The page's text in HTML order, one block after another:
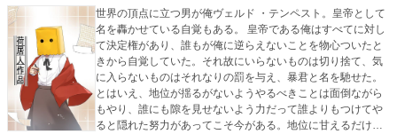
世界の頂点に立つ男が俺ヴェルド ・テンペスト。皇帝として
名を轟かせている自覚もある。 皇帝である俺はすべてに対し
て決定権があり、誰もが俺に逆らえないことを物心ついたと
きから自覚していた。それ故にいらないものは切り捨て、気
に入らないものはそれなりの罰を与え、暴君と名を馳せた。
とはいえ、地位が揺るがないようやるべきことは面倒ながら
もやり、誰にも隙を見せないよう力だって誰よりもつけてや
ると隠れた努力があってこそ今がある。地位に甘えるだけの